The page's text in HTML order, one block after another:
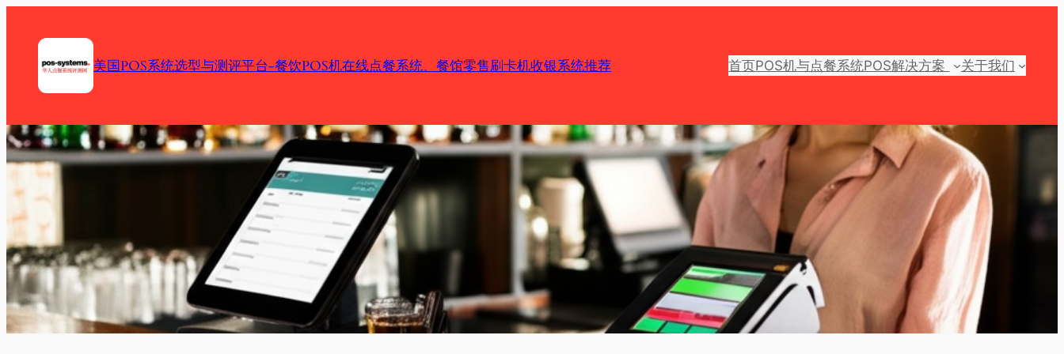
content
美国POS系统选型与测评平台-餐饮POS机在线点餐系统、餐馆零售刷卡机收银系统推荐 首页POS机与点餐系统POS解决方案 关于我们